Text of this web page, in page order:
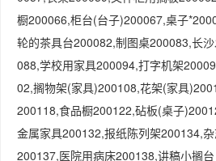
橱200066,柜台(台子)200067,桌子
轮的茶具台200082,制图桌200083,长
088,学校用家具200094,打字机架
02,搁物架(家具)200108,花架(家具
200118,食品橱200122,砧板(桌子
金属家具200132,报纸陈列架200134,
200137,医院用病床200138,讲稿小搁台